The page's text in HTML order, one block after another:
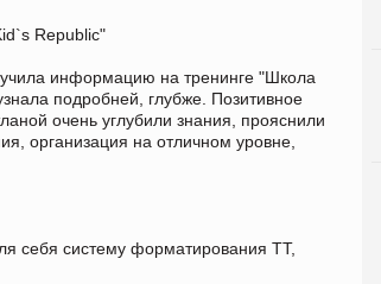
Republic"
информацию на тренинге "Школа
подробней, глубже. Позитивное
очень углубили знания, прояснили
организация на отличном уровне,
себя систему форматирования ТТ,